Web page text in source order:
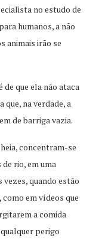
no estudo de
humanos, a não
animais irão se
de que ela não ataca
que, na verdade, a
de barriga vazia.
concentram-se
rio, em uma
vezes, quando estão
em vídeos que
a comida
perigo